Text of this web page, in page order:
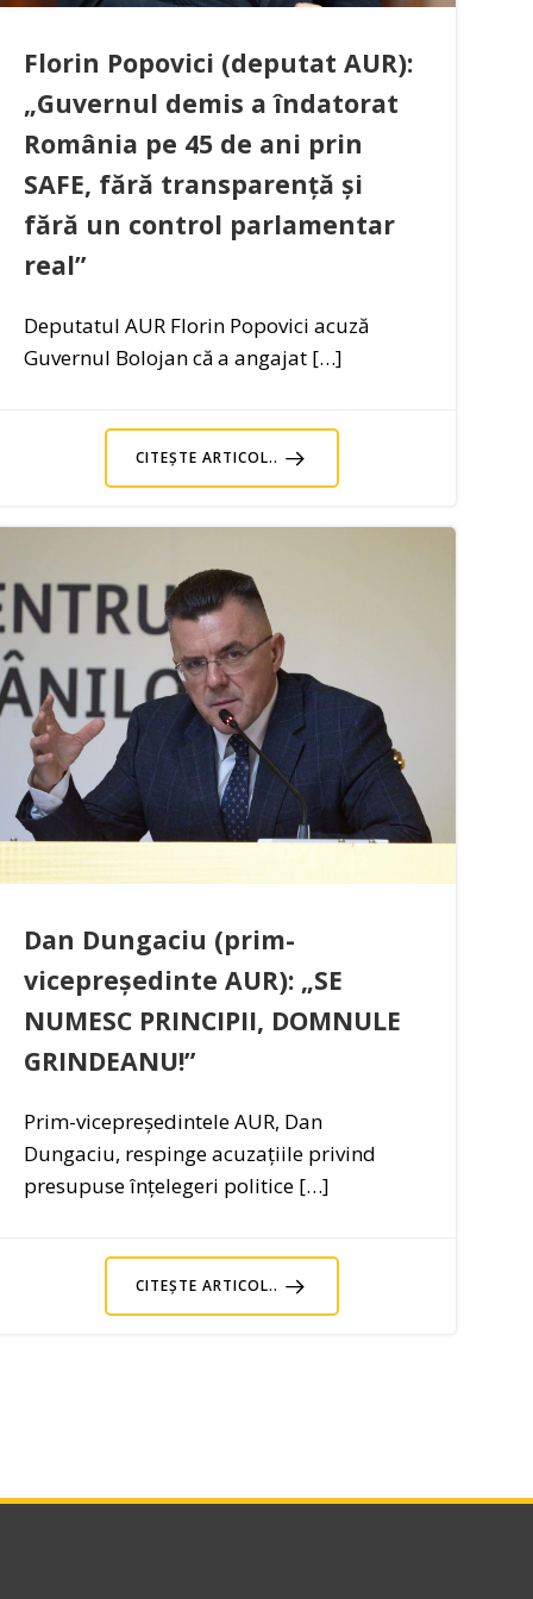
Florin Popovici (deputat AUR):
„Guvernul demis a îndatorat
România pe 45 de ani prin
SAFE, fără transparență și
fără un control parlamentar
real”
Deputatul AUR Florin Popovici acuză
Guvernul Bolojan că a angajat […]
CITEȘTE ARTICOL..
Dan Dungaciu (prim-
vicepreședinte AUR): „SE
NUMESC PRINCIPII, DOMNULE
GRINDEANU!”
Prim-vicepreședintele AUR, Dan
Dungaciu, respinge acuzațiile privind
presupuse înțelegeri politice […]
CITEȘTE ARTICOL..